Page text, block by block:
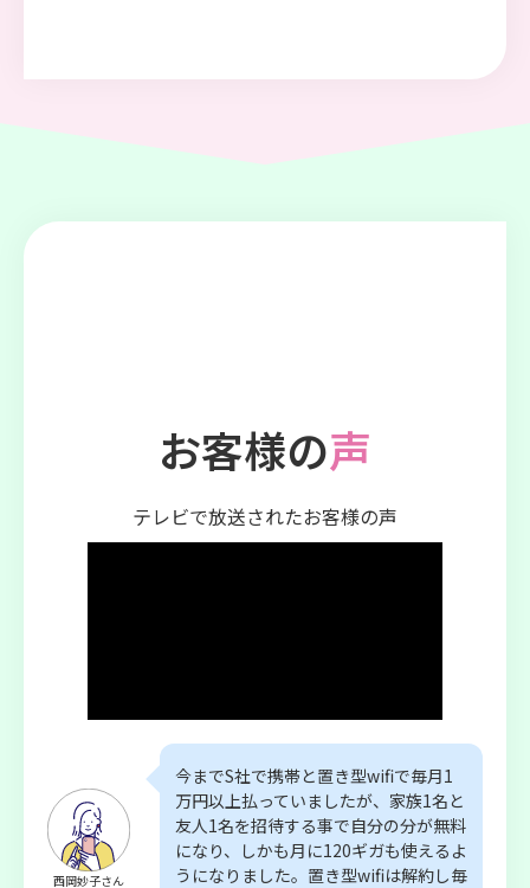
お客様の声
テレビで放送されたお客様の声
西岡妙子さん
今までS社で携帯と置き型wifiで毎月1
万円以上払っていましたが、家族1名と
友人1名を招待する事で自分の分が無料
になり、しかも月に120ギガも使えるよ
うになりました。置き型wifiは解約し毎